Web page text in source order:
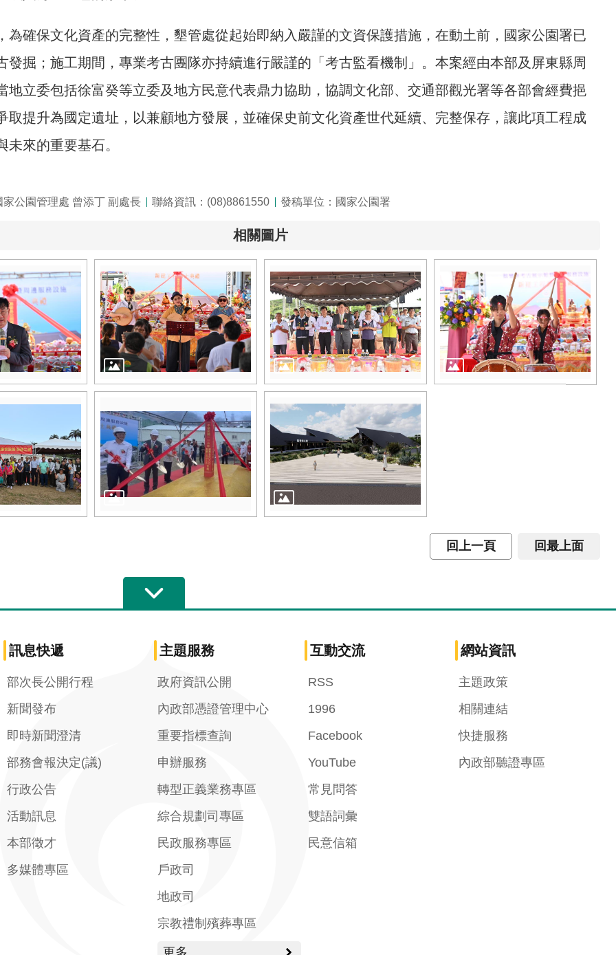
為確保文化資產的完整性，墾管處從起始即納入嚴謹的文資保護措施，在動土前，國家公園署已
發掘；施工期間，專業考古團隊亦持續進行嚴謹的「考古監看機制」。本案經由本部及屏東縣周
地立委包括徐富癸等立委及地方民意代表鼎力協助，協調文化部、交通部觀光署等各部會經費挹
取提升為國定遺址，以兼顧地方發展，並確保史前文化資產世代延續、完整保存，讓此項工程成
未來的重要基石。
公園管理處 曾添丁 副處長 聯絡資訊：(08)8861550 發稿單位：國家公園署
相關圖片
回上一頁 回最上面
訊息快遞
部次長公開行程
新聞發布
即時新聞澄清
部務會報決定(議)
行政公告
活動訊息
本部徵才
多媒體專區
主題服務
政府資訊公開
內政部憑證管理中心
重要指標查詢
申辦服務
轉型正義業務專區
綜合規劃司專區
民政服務專區
戶政司
地政司
宗教禮制殯葬專區
更多
互動交流
RSS
1996
Facebook
YouTube
常見問答
雙語詞彙
民意信箱
網站資訊
主題政策
相關連結
快捷服務
內政部聽證專區